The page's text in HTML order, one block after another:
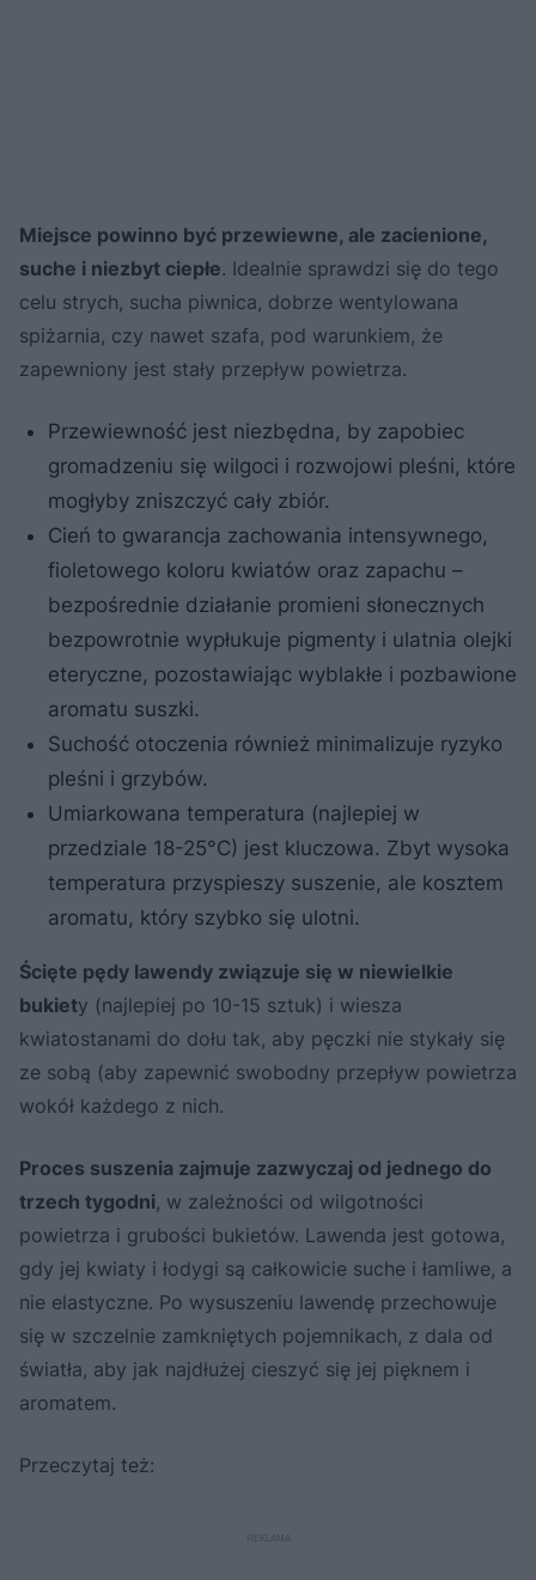
Miejsce powinno być przewiewne, ale zacienione,
suche i niezbyt ciepłe. Idealnie sprawdzi się do tego
celu strych, sucha piwnica, dobrze wentylowana
spiżarnia, czy nawet szafa, pod warunkiem, że
zapewniony jest stały przepływ powietrza.
Przewiewność jest niezbędna, by zapobiec
gromadzeniu się wilgoci i rozwojowi pleśni, które
mogłyby zniszczyć cały zbiór.
Cień to gwarancja zachowania intensywnego,
fioletowego koloru kwiatów oraz zapachu –
bezpośrednie działanie promieni słonecznych
bezpowrotnie wypłukuje pigmenty i ulatnia olejki
eteryczne, pozostawiając wyblakłe i pozbawione
aromatu suszki.
Suchość otoczenia również minimalizuje ryzyko
pleśni i grzybów.
Umiarkowana temperatura (najlepiej w
przedziale 18-25°C) jest kluczowa. Zbyt wysoka
temperatura przyspieszy suszenie, ale kosztem
aromatu, który szybko się ulotni.
Ścięte pędy lawendy związuje się w niewielkie
bukiety (najlepiej po 10-15 sztuk) i wiesza
kwiatostanami do dołu tak, aby pęczki nie stykały się
ze sobą (aby zapewnić swobodny przepływ powietrza
wokół każdego z nich.
Proces suszenia zajmuje zazwyczaj od jednego do
trzech tygodni, w zależności od wilgotności
powietrza i grubości bukietów. Lawenda jest gotowa,
gdy jej kwiaty i łodygi są całkowicie suche i łamliwe, a
nie elastyczne. Po wysuszeniu lawendę przechowuje
się w szczelnie zamkniętych pojemnikach, z dala od
światła, aby jak najdłużej cieszyć się jej pięknem i
aromatem.
Przeczytaj też: